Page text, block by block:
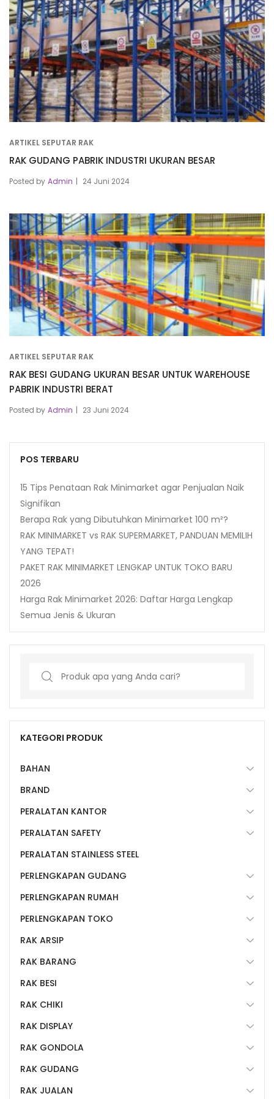
ARTIKEL SEPUTAR RAK
RAK GUDANG PABRIK INDUSTRI UKURAN BESAR
Posted by Admin 24 Juni 2024
ARTIKEL SEPUTAR RAK
RAK BESI GUDANG UKURAN BESAR UNTUK WAREHOUSE
PABRIK INDUSTRI BERAT
Posted by Admin 23 Juni 2024
POS TERBARU
15 Tips Penataan Rak Minimarket agar Penjualan Naik
Signifikan
Berapa Rak yang Dibutuhkan Minimarket 100 m²?
RAK MINIMARKET vs RAK SUPERMARKET, PANDUAN MEMILIH
YANG TEPAT!
PAKET RAK MINIMARKET LENGKAP UNTUK TOKO BARU
2026
Harga Rak Minimarket 2026: Daftar Harga Lengkap
Semua Jenis & Ukuran
Search
KATEGORI PRODUK
BAHAN
BRAND
PERALATAN KANTOR
PERALATAN SAFETY
PERALATAN STAINLESS STEEL
PERLENGKAPAN GUDANG
PERLENGKAPAN RUMAH
PERLENGKAPAN TOKO
RAK ARSIP
RAK BARANG
RAK BESI
RAK CHIKI
RAK DISPLAY
RAK GONDOLA
RAK GUDANG
RAK JUALAN